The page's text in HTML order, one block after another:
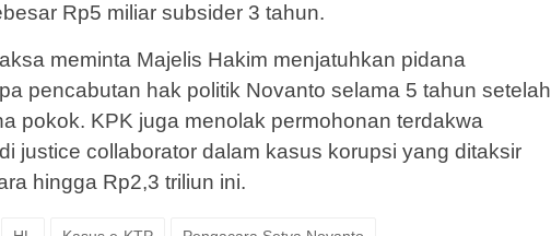
Rp5 miliar subsider 3 tahun.
meminta Majelis Hakim menjatuhkan pidana
pencabutan hak politik Novanto selama 5 tahun setelah
pokok. KPK juga menolak permohonan terdakwa
justice collaborator dalam kasus korupsi yang ditaksir
hingga Rp2,3 triliun ini.